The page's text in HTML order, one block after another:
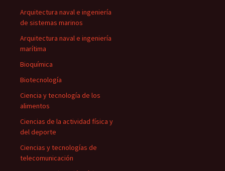
Arquitectura naval e ingeniería
de sistemas marinos
Arquitectura naval e ingeniería
marítima
Bioquímica
Biotecnología
Ciencia y tecnología de los
alimentos
Ciencias de la actividad física y
del deporte
Ciencias y tecnologías de
telecomunicación